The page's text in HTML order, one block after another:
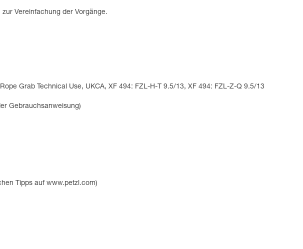
Vereinfachung der Vorgänge.
Grab Technical Use, UKCA, XF 494: FZL-H-T 9.5/13, XF 494: FZL-Z-Q 9.5/13
Gebrauchsanweisung)
Tipps auf www.petzl.com)